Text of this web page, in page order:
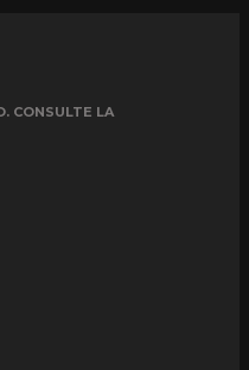
CONSULTE LA